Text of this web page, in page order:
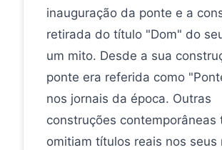
inauguração da ponte e a
retirada do título "Dom" do
um mito. Desde a sua
ponte era referida como
nos jornais da época. Outras
construções contemporâneas
omitiam títulos reais nos seus